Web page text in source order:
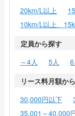
20km/L以上
10km/L以上、
定員から探す
～4人
5人
リース料月額か
30,000円以下
35,001～40,000